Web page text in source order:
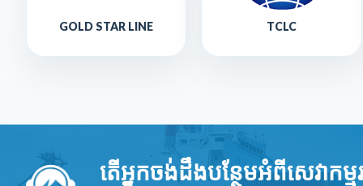
GOLD STAR LINE TCLC
តើអ្នកចង់ដឹងបន្ថែមអំពីសេវាក